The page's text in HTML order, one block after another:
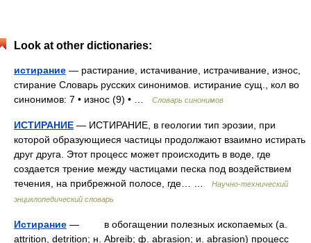
Look at other dictionaries:
истирание — растирание, истачивание, истрачивание, износ,
стирание Словарь русских синонимов. истирание сущ., кол во
синонимов: 7 • износ (9) • …
Словарь синонимов
ИСТИРАНИЕ — ИСТИРАНИЕ, в геологии тип эрозии, при
которой образующиеся частицы продолжают взаимно истирать
друг друга. Этот процесс может происходить в воде, где
создается трение между частицами песка под воздействием
течения, на прибрежной полосе, где… …
Научно-технический
энциклопедический словарь
Истирание — в обогащении полезных ископаемыx (a.
attrition, detrition; н. Abreib; ф. abrasion; и. abrasion) процесс